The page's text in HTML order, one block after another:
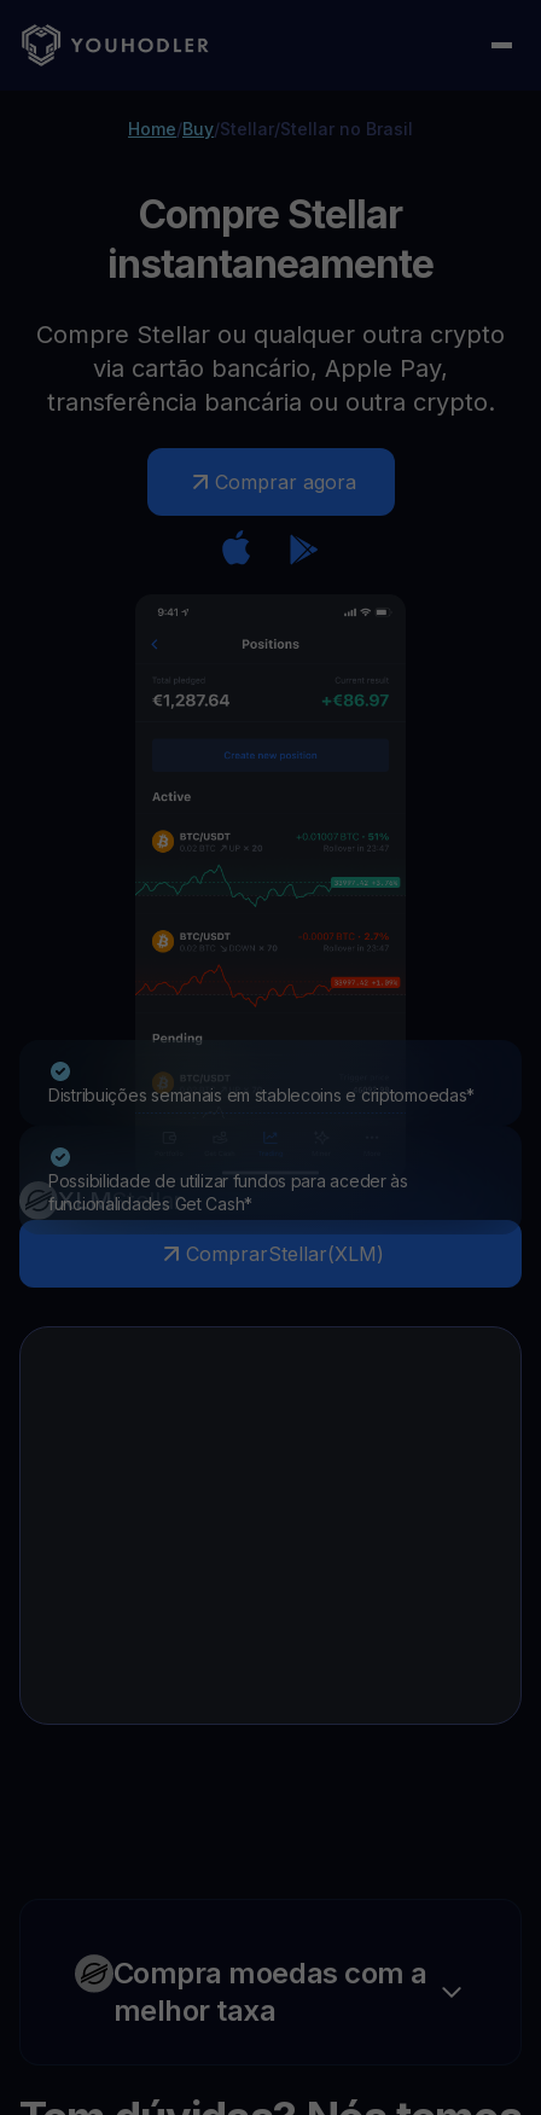
Home/Buy/Stellar/Stellar no Brasil
Compre Stellar
instantaneamente
Compre Stellar ou qualquer outra crypto
via cartão bancário, Apple Pay,
transferência bancária ou outra crypto.
Comprar agora
Distribuições semanais em stablecoins e criptomoedas*
Possibilidade de utilizar fundos para aceder às
funcionalidades Get Cash*
XLMStellar
ComprarStellar(XLM)
Compra moedas com a
melhor taxa